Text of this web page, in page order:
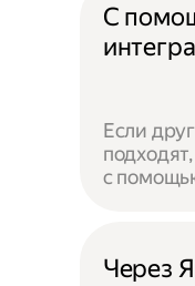
С
Если
с
Через